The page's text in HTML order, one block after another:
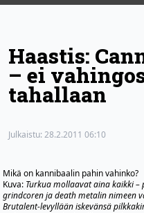
Haastis:
– ei
tahallaan
Julkaistu: 28.2.2011 06:10
Mikä on kannibaalin pahin vahinko?
Kuva: Turkua mollaavat aina kaikki
grindcoren ja death metalin nimeen
Brutalent-levyllään iskevänsä